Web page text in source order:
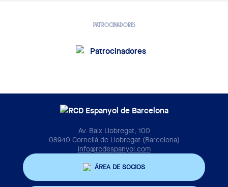
PATROCINADORES
Av. Baix Llobregat, 100
08940 Cornellà de Llobregat (Barcelona)
info@rcdespanyol.com
ÁREA DE SOCIOS